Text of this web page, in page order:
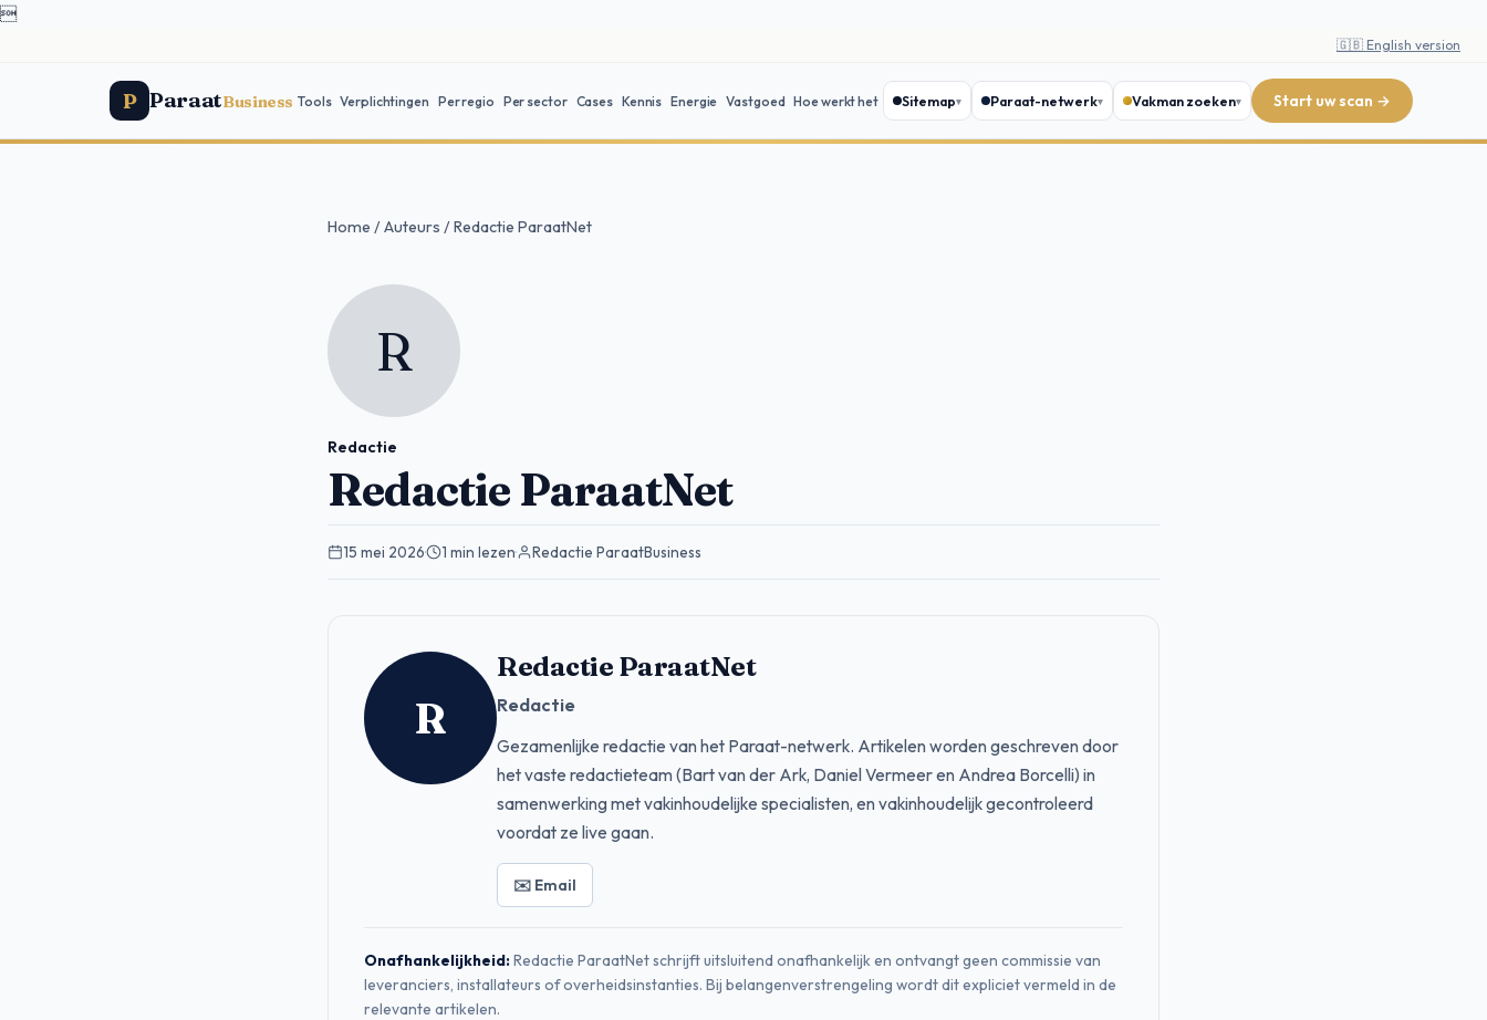

🇬🇧 English version
P ParaatBusiness Tools Verplichtingen Per regio Per sector Cases Kennis Energie Vastgoed Hoe werkt het Sitemap Paraat-netwerk Vakman zoeken Start uw scan →
Home /Auteurs /Redactie ParaatNet
R
Redactie
Redactie ParaatNet
15 mei 2026· 1 min lezen· Redactie ParaatBusiness
R
Redactie ParaatNet
Redactie
Gezamenlijke redactie van het Paraat-netwerk. Artikelen worden geschreven door
het vaste redactieteam (Bart van der Ark, Daniel Vermeer en Andrea Borcelli) in
samenwerking met vakinhoudelijke specialisten, en vakinhoudelijk gecontroleerd
voordat ze live gaan.
✉️ Email
Onafhankelijkheid:Redactie ParaatNet schrijft uitsluitend onafhankelijk en ontvangt geen commissie van
leveranciers, installateurs of overheidsinstanties. Bij belangenverstrengeling wordt dit expliciet vermeld in de
relevante artikelen.